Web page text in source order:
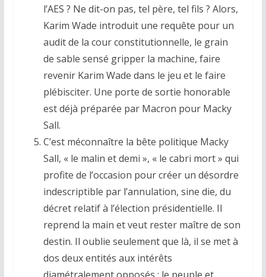
l’AES ? Ne dit-on pas, tel père, tel fils ? Alors,
Karim Wade introduit une requête pour un
audit de la cour constitutionnelle, le grain
de sable sensé gripper la machine, faire
revenir Karim Wade dans le jeu et le faire
plébisciter. Une porte de sortie honorable
est déjà préparée par Macron pour Macky
Sall.
C’est méconnaître la bête politique Macky
Sall, « le malin et demi », « le cabri mort » qui
profite de l’occasion pour créer un désordre
indescriptible par l’annulation, sine die, du
décret relatif à l’élection présidentielle. Il
reprend la main et veut rester maître de son
destin. Il oublie seulement que là, il se met à
dos deux entités aux intérêts